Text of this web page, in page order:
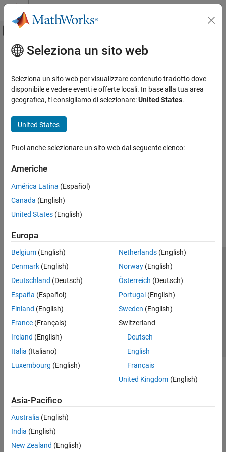
Vai al contenuto
Attiva/disattiva menu di navigazione
Risorsa
Stato
Contenuto principale
Seleziona un sito web
Seleziona un sito web per visualizzare contenuto tradotto dove
disponibile e vedere eventi e offerte locali. In base alla tua area
geografica, ti consigliamo di selezionare:United States.
United States
Puoi anche selezionare un sito web dal seguente elenco:
Americhe
América Latina (Español)
Canada (English)
United States (English)
Europa
Belgium (English)
Denmark (English)
Deutschland (Deutsch)
España (Español)
Finland (English)
France (Français)
Ireland (English)
Italia (Italiano)
Luxembourg (English)
Netherlands(English)
Norway(English)
Österreich (Deutsch)
Portugal (English)
Sweden (English)
Switzerland
Deutsch
English
Français
United Kingdom(English)
Asia-Pacifico
Australia (English)
India (English)
New Zealand (English)
Centro di fiducia
Informativa sulla privacy
Antipirateria
Stato dell'applicazione
Contatti
© 1994-2026 The MathWorks, Inc.